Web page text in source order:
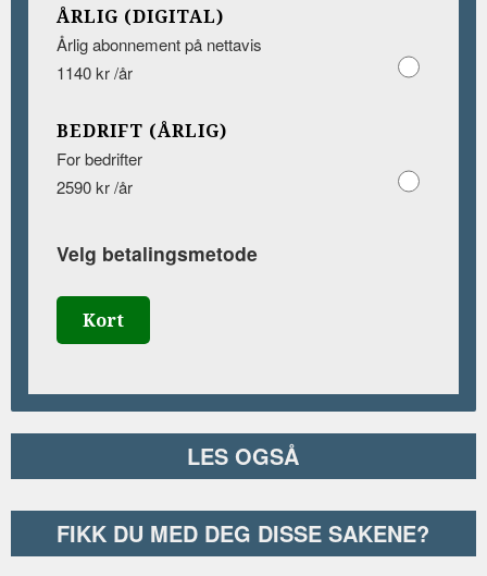
ÅRLIG (DIGITAL)
Årlig abonnement på nettavis
1140 kr /år
BEDRIFT (ÅRLIG)
For bedrifter
2590 kr /år
Velg betalingsmetode
Kort
LES OGSÅ
FIKK DU MED DEG DISSE SAKENE?